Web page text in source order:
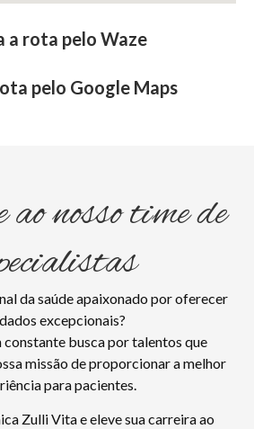
a rota pelo Waze
pelo Google Maps
nosso time de
da saúde apaixonado por oferecer
excepcionais?
constante busca por talentos que
missão de proporcionar a melhor
para pacientes.
Zulli Vita e eleve sua carreira ao